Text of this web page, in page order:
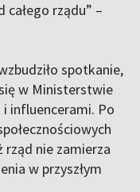
rządu” –
spotkanie,
w Ministerstwie
i influencerami. Po
rząd nie zamierza
w przyszłym